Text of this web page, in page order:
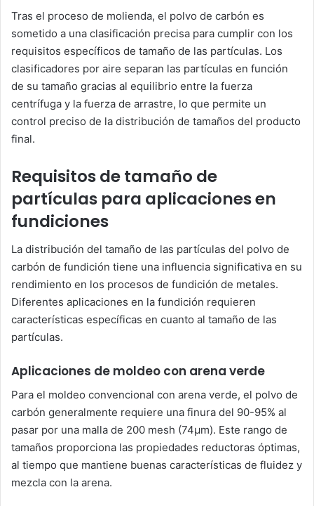
Tras el proceso de molienda, el polvo de carbón es
sometido a una clasificación precisa para cumplir con los
requisitos específicos de tamaño de las partículas. Los
clasificadores por aire separan las partículas en función
de su tamaño gracias al equilibrio entre la fuerza
centrífuga y la fuerza de arrastre, lo que permite un
control preciso de la distribución de tamaños del producto
final.
Requisitos de tamaño de
partículas para aplicaciones en
fundiciones
La distribución del tamaño de las partículas del polvo de
carbón de fundición tiene una influencia significativa en su
rendimiento en los procesos de fundición de metales.
Diferentes aplicaciones en la fundición requieren
características específicas en cuanto al tamaño de las
partículas.
Aplicaciones de moldeo con arena verde
Para el moldeo convencional con arena verde, el polvo de
carbón generalmente requiere una finura del 90-95% al
pasar por una malla de 200 mesh (74μm). Este rango de
tamaños proporciona las propiedades reductoras óptimas,
al tiempo que mantiene buenas características de fluidez y
mezcla con la arena.